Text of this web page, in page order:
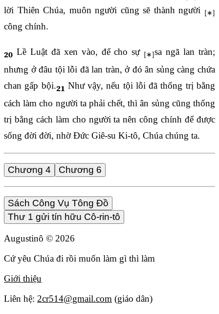
lời Thiên Chúa, muôn người cũng sẽ thành người
công chính.
20 Lề Luật đã xen vào, để cho sự
sa ngã lan tràn;
nhưng ở đâu tội lỗi đã lan tràn, ở đó ân sủng càng chứa
chan gấp bội.21 Như vậy, nếu tội lỗi đã thống trị bằng
cách làm cho người ta phải chết, thì ân sủng cũng thống
trị bằng cách làm cho người ta nên công chính để được
sống đời đời, nhờ Đức Giê-su Ki-tô, Chúa chúng ta.
Chương 4 Chương 6
Sách Công Vụ Tông Đồ
Thư 1 gửi tín hữu Cô-rin-tô
Augustinô © 2026
Cứ yêu Chúa đi rồi muốn làm gì thì làm
Giới thiệu
Liên hệ: 2cr514@gmail.com (giáo dân)